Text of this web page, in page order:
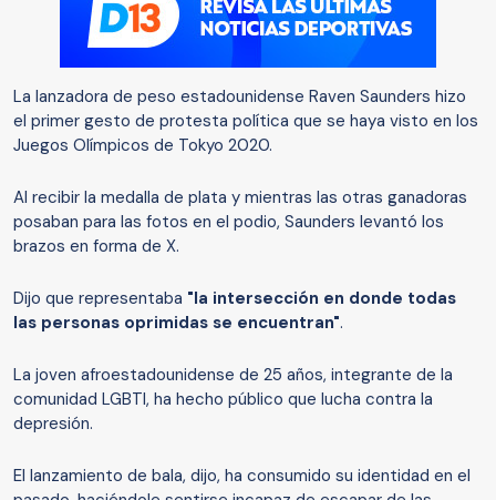
La lanzadora de peso estadounidense Raven Saunders hizo
el primer gesto de protesta política que se haya visto en los
Juegos Olímpicos de Tokyo 2020.
Al recibir la medalla de plata y mientras las otras ganadoras
posaban para las fotos en el podio, Saunders levantó los
brazos en forma de X.
Dijo que representaba "la intersección en donde todas
las personas oprimidas se encuentran".
La joven afroestadounidense de 25 años, integrante de la
comunidad LGBTI, ha hecho público que lucha contra la
depresión.
El lanzamiento de bala, dijo, ha consumido su identidad en el